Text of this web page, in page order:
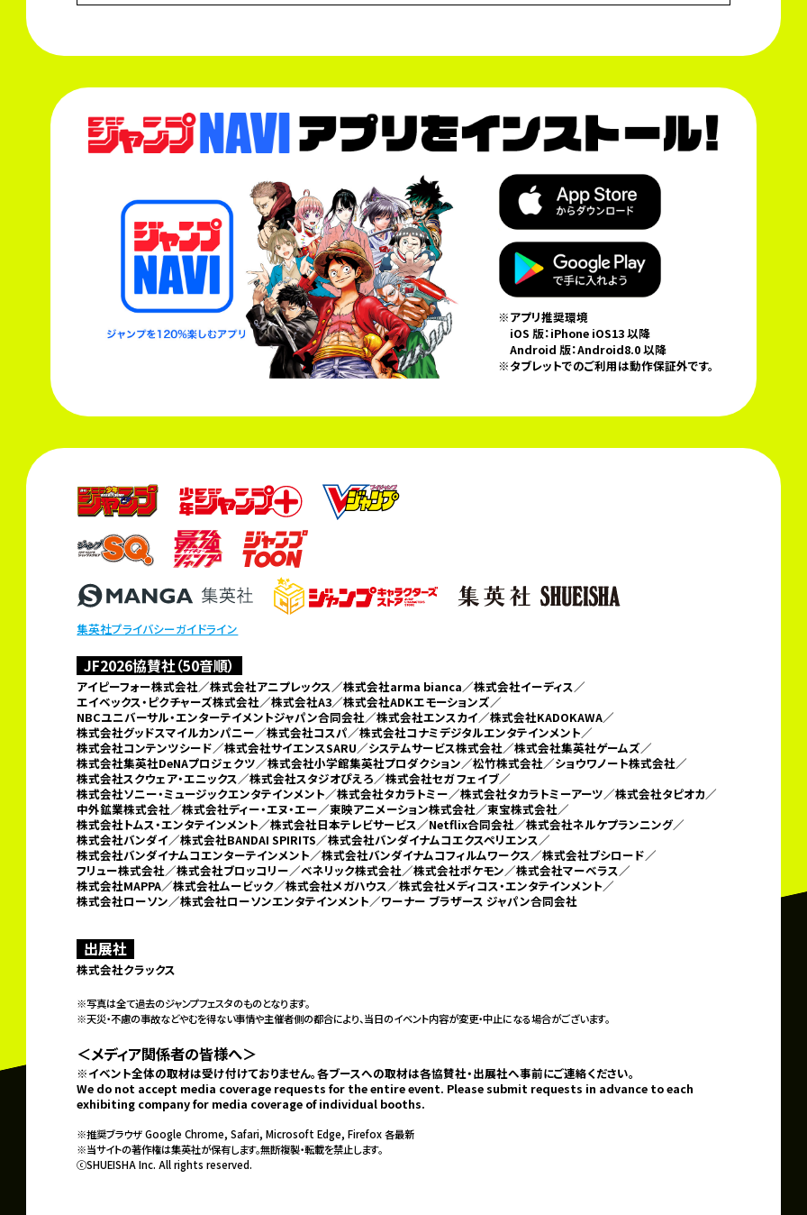
※アプリ推奨環境
iOS 版：iPhone iOS13 以降
Android 版：Android8.0 以降
※タブレットでのご利用は動作保証外です。
集英社プライバシーガイドライン
JF2026協賛社（50音順）
アイピーフォー株式会社／株式会社アニプレックス／株式会社arma bianca／株式会社イーディス／
エイベックス・ピクチャーズ株式会社／株式会社A3／株式会社ADKエモーションズ／
NBCユニバーサル・エンターテイメントジャパン合同会社／株式会社エンスカイ／株式会社KADOKAWA／
株式会社グッドスマイルカンパニー／株式会社コスパ／株式会社コナミデジタルエンタテインメント／
株式会社コンテンツシード／株式会社サイエンスSARU／システムサービス株式会社／株式会社集英社ゲームズ／
株式会社集英社DeNAプロジェクツ／株式会社小学館集英社プロダクション／松竹株式会社／ショウワノート株式会社／
株式会社スクウェア・エニックス／株式会社スタジオぴえろ／株式会社セガ フェイブ／
株式会社ソニー・ミュージックエンタテインメント／株式会社タカラトミー／株式会社タカラトミーアーツ／株式会社タピオカ／
中外鉱業株式会社／株式会社ディー・エヌ・エー／東映アニメーション株式会社／東宝株式会社／
株式会社トムス・エンタテインメント／株式会社日本テレビサービス／Netflix合同会社／株式会社ネルケプランニング／
株式会社バンダイ／株式会社BANDAI SPIRITS／株式会社バンダイナムコエクスペリエンス／
株式会社バンダイナムコエンターテインメント／株式会社バンダイナムコフィルムワークス／株式会社ブシロード／
フリュー株式会社／株式会社ブロッコリー／ベネリック株式会社／株式会社ポケモン／株式会社マーベラス／
株式会社MAPPA／株式会社ムービック／株式会社メガハウス／株式会社メディコス・エンタテインメント／
株式会社ローソン／株式会社ローソンエンタテインメント／ワーナー ブラザース ジャパン合同会社
出展社
株式会社クラックス
※写真は全て過去のジャンプフェスタのものとなります。
※天災・不慮の事故などやむを得ない事情や主催者側の都合により、当日のイベント内容が変更・中止になる場合がございます。
＜メディア関係者の皆様へ＞
※イベント全体の取材は受け付けておりません。各ブースへの取材は各協賛社・出展社へ事前にご連絡ください。
We do not accept media coverage requests for the entire event. Please submit requests in advance to each
exhibiting company for media coverage of individual booths.
※推奨ブラウザ Google Chrome, Safari, Microsoft Edge, Firefox 各最新
※当サイトの著作権は集英社が保有します。無断複製・転載を禁止します。
ⓒSHUEISHA Inc. All rights reserved.